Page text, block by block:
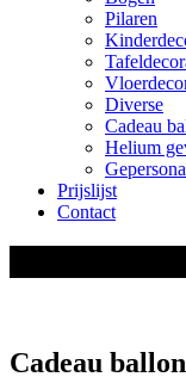
Pilaren
Diverse
Cadeau
Helium
Prijslijst
Contact
Cadeau